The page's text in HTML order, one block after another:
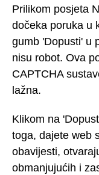
Prilikom posjeta
dočeka poruka u
gumb 'Dopusti' u
nisu robot. Ova
CAPTCHA
lažna.
Klikom na
toga, dajete web
obavijesti,
obmanjujućih i